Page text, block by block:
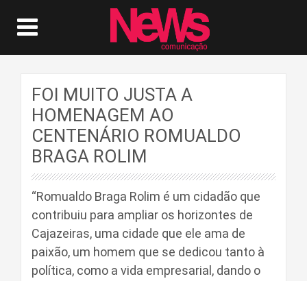
FOI MUITO JUSTA A
HOMENAGEM AO
CENTENÁRIO ROMUALDO
BRAGA ROLIM
“Romualdo Braga Rolim é um cidadão que
contribuiu para ampliar os horizontes de
Cajazeiras, uma cidade que ele ama de
paixão, um homem que se dedicou tanto à
política, como a vida empresarial, dando o